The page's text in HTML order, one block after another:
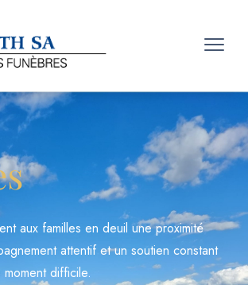
aux familles en deuil une proximité
attentif et un soutien constant
difficile.